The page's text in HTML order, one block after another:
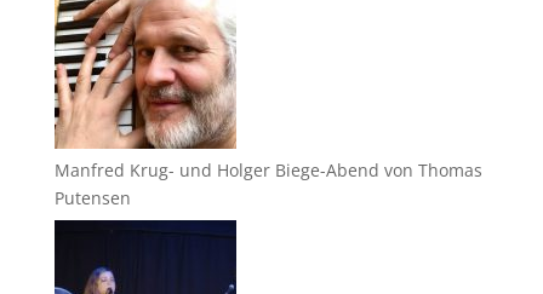
Manfred Krug- und Holger Biege-Abend von Thomas
Putensen